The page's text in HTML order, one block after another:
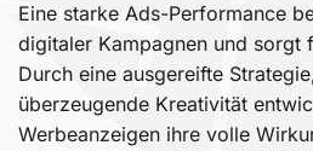
Eine starke Ads-Performance
digitaler Kampagnen und sorgt
Durch eine ausgereifte
überzeugende Kreativität
Werbeanzeigen ihre volle